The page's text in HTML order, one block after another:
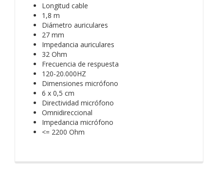
Longitud cable
1,8 m
Diámetro auriculares
27 mm
Impedancia auriculares
32 Ohm
Frecuencia de respuesta
120-20.000HZ
Dimensiones micrófono
6 x 0,5 cm
Directividad micrófono
Omnidireccional
Impedancia micrófono
<= 2200 Ohm